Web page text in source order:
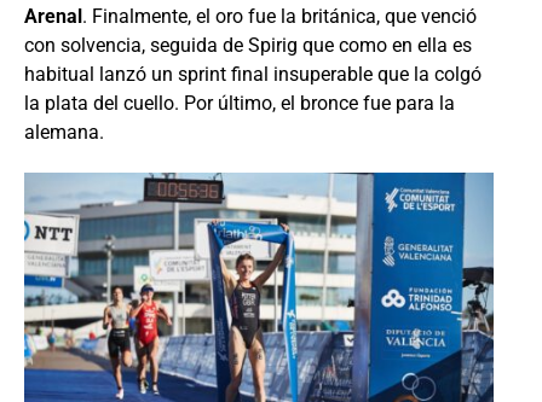
Arenal. Finalmente, el oro fue la británica, que venció
con solvencia, seguida de Spirig que como en ella es
habitual lanzó un sprint final insuperable que la colgó
la plata del cuello. Por último, el bronce fue para la
alemana.